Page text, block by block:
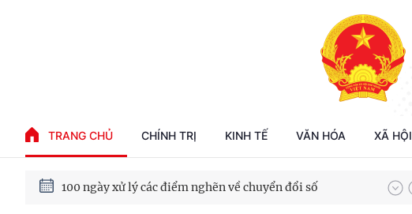
TRANG CHỦ CHÍNH TRỊ KINH TẾ VĂN HÓA XÃ HỘI
Chiến dịch 500 ngày đêm tìm kiếm, quy tập và xác định danh tính hài cốt liệt sĩ
100 ngày xử lý các điểm nghẽn về chuyển đổi số